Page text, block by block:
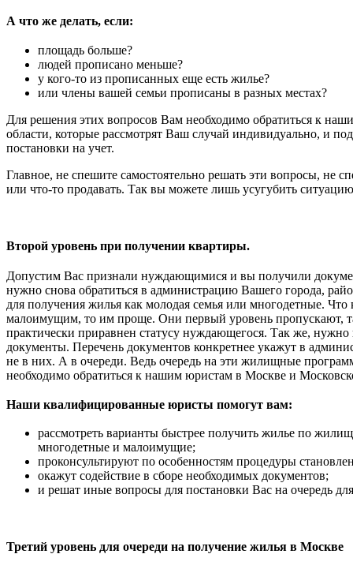
А что же делать, если:
площадь больше?
людей прописано меньше?
у кого-то из прописанных еще есть жилье?
или члены вашей семьи прописаны в разных местах?
Для решения этих вопросов Вам необходимо обратиться к
области, которые рассмотрят Ваш случай индивидуально, и
постановки на учет.
Главное, не спешите самостоятельно решать эти вопросы, не
или что-то продавать. Так вы можете лишь усугубить
Второй уровень при получении квартиры.
Допустим Вас признали нуждающимися и вы получили
нужно снова обратиться в администрацию Вашего города,
для получения жилья как молодая семья или многодетные. Что
малоимущим, то им проще. Они первый уровень пропускают,
практически приравнен статусу нуждающегося. Так же, нужно
документы. Перечень документов конкретнее укажут в
не в них. А в очереди. Ведь очередь на эти жилищные
необходимо обратиться к нашим юристам в Москве и
Наши квалифицированные юристы помогут вам:
рассмотреть варианты быстрее получить жилье по
многодетные и малоимущие;
проконсультируют по особенностям процедуры
окажут содействие в сборе необходимых документов;
и решат иные вопросы для постановки Вас на очередь
Третий уровень для очереди на получение жилья в Москве